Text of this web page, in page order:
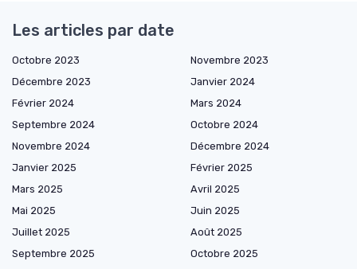
Les articles par date
Octobre 2023
Novembre 2023
Décembre 2023
Janvier 2024
Février 2024
Mars 2024
Septembre 2024
Octobre 2024
Novembre 2024
Décembre 2024
Janvier 2025
Février 2025
Mars 2025
Avril 2025
Mai 2025
Juin 2025
Juillet 2025
Août 2025
Septembre 2025
Octobre 2025